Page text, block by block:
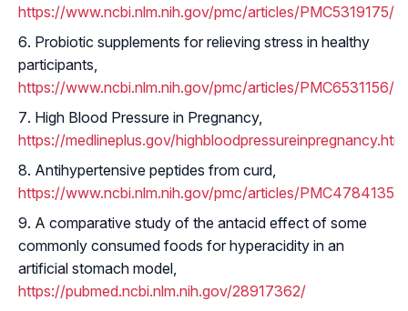
https://www.ncbi.nlm.nih.gov/pmc/articles/PMC5319175/
Probiotic supplements for relieving stress in healthy
participants,
https://www.ncbi.nlm.nih.gov/pmc/articles/PMC6531156/
High Blood Pressure in Pregnancy,
https://medlineplus.gov/highbloodpressureinpregnancy.html
Antihypertensive peptides from curd,
https://www.ncbi.nlm.nih.gov/pmc/articles/PMC4784135/
A comparative study of the antacid effect of some
commonly consumed foods for hyperacidity in an
artificial stomach model,
https://pubmed.ncbi.nlm.nih.gov/28917362/